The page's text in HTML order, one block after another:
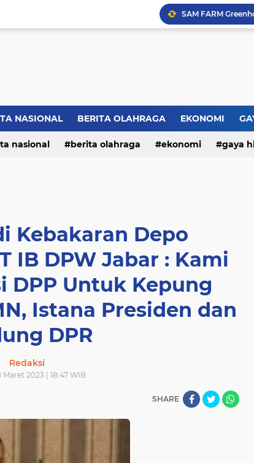
NASIONAL BERITA OLAHRAGA EKONOMI
nasional berita olahraga ekonomi gaya
Kebakaran Depo
IB DPW Jabar : Kami
DPP Untuk Kepung
Istana Presiden dan
DPR
Redaksi
Maret 2023 | 18:47 WIB
SHARE